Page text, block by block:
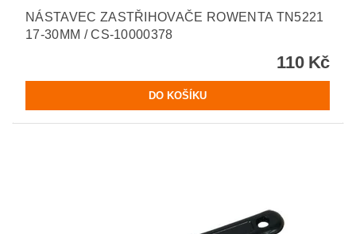
NÁSTAVEC ZASTŘIHOVAČE ROWENTA TN5221
17-30MM / CS-10000378
110 Kč